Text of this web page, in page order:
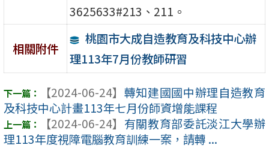
3625633#213、211。
相關附件
桃園市大成自造教育及科技中心辦
理113年7月份教師研習
【2024-06-24】 轉知建國國中辦理自造教育
及科技中心計畫113年七月份師資增能課程
【2024-06-24】 有關教育部委託淡江大學辦
理113年度視障電腦教育訓練一案，請轉 ...